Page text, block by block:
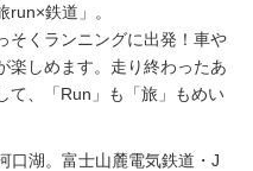
鉄道」。
そくランニングに出発！車や
楽しめます。走り終わったあ
て、「Run」も「旅」もめい
口湖。富士山麓電気鉄道・J